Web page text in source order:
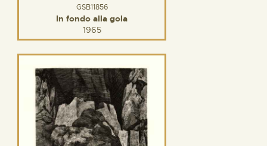
GSB11856
In fondo alla gola
1965